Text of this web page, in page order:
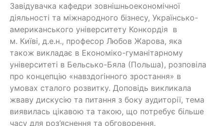
Завідувачка кафедри зовнішньоекономічної
діяльності та міжнародного бізнесу, Українсько-
американського університету Конкордія в
м. Київі, д.е.н., професор Любов Жарова, яка
також викладає в Економіко-гуманітарному
університеті в Бельсько-Бяла (Польша), розповіла
про концепцію «навздогінного зростання» в
умовах сталого розвитку. Доповідь викликала
жваву дискусію та питання з боку аудиторії, тема
виявилась цікавою та такою, що потребує більше
часу для роз’яснення та обговорення.